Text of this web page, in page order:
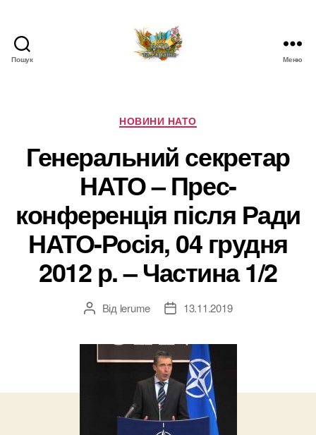
Пошук
Новини
про
НАТО
в
Україні
Меню
Категорії
НОВИНИ НАТО
Генеральний секретар
НАТО – Прес-
конференція після Ради
НАТО-Росія, 04 грудня
2012 р. – Частина 1/2
Автор
Від lerume
Дата13.11.2019